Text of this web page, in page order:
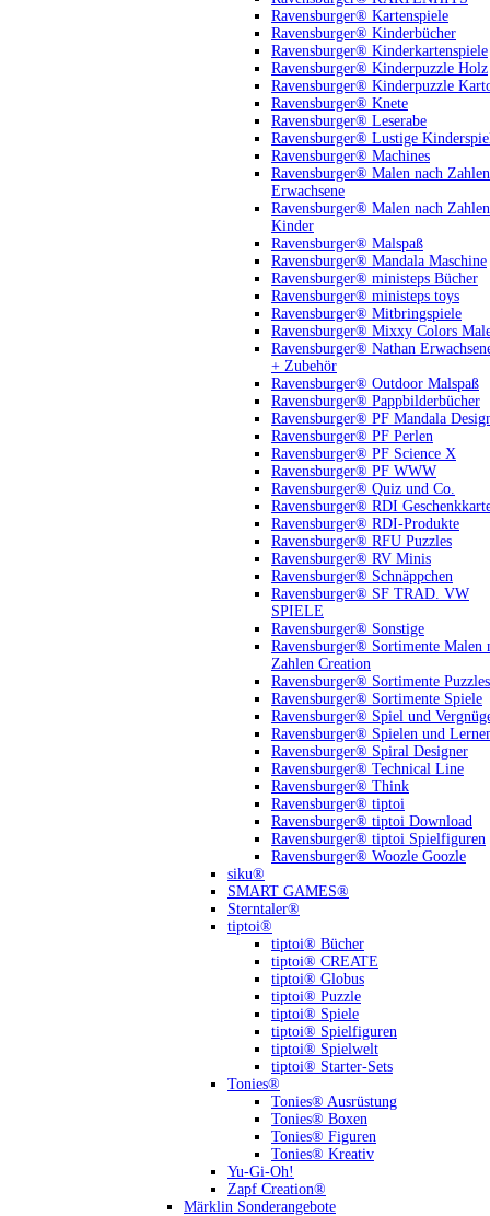
Ravensburger® Kartenspiele
Ravensburger® Kinderbücher
Ravensburger® Kinderkartenspiele
Ravensburger® Kinderpuzzle Holz
Ravensburger® Kinderpuzzle
Ravensburger® Knete
Ravensburger® Leserabe
Ravensburger® Lustige
Ravensburger® Machines
Ravensburger® Malen nach Zahlen
Erwachsene
Ravensburger® Malen nach Zahlen
Kinder
Ravensburger® Malspaß
Ravensburger® Mandala Maschine
Ravensburger® ministeps Bücher
Ravensburger® ministeps toys
Ravensburger® Mitbringspiele
Ravensburger® Mixxy Colors
Ravensburger® Nathan
+ Zubehör
Ravensburger® Outdoor Malspaß
Ravensburger® Pappbilderbücher
Ravensburger® PF Mandala
Ravensburger® PF Perlen
Ravensburger® PF Science X
Ravensburger® PF WWW
Ravensburger® Quiz und Co.
Ravensburger® RDI
Ravensburger® RDI-Produkte
Ravensburger® RFU Puzzles
Ravensburger® RV Minis
Ravensburger® Schnäppchen
Ravensburger® SF TRAD. VW
SPIELE
Ravensburger® Sonstige
Ravensburger® Sortimente Malen
Zahlen Creation
Ravensburger® Sortimente Puzzles
Ravensburger® Sortimente Spiele
Ravensburger® Spiel und
Ravensburger® Spielen und
Ravensburger® Spiral Designer
Ravensburger® Technical Line
Ravensburger® Think
Ravensburger® tiptoi
Ravensburger® tiptoi Download
Ravensburger® tiptoi Spielfiguren
Ravensburger® Woozle Goozle
siku®
SMART GAMES®
Sterntaler®
tiptoi®
tiptoi® Bücher
tiptoi® CREATE
tiptoi® Globus
tiptoi® Puzzle
tiptoi® Spiele
tiptoi® Spielfiguren
tiptoi® Spielwelt
tiptoi® Starter-Sets
Tonies®
Tonies® Ausrüstung
Tonies® Boxen
Tonies® Figuren
Tonies® Kreativ
Yu-Gi-Oh!
Zapf Creation®
Märklin Sonderangebote